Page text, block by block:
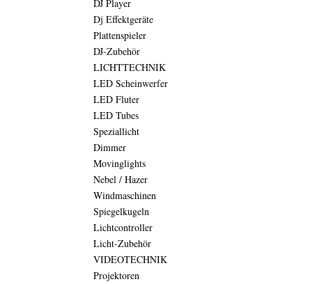
DJ Player
Dj Effektgeräte
Plattenspieler
DJ-Zubehör
LICHTTECHNIK
LED Scheinwerfer
LED Fluter
LED Tubes
Speziallicht
Dimmer
Movinglights
Nebel / Hazer
Windmaschinen
Spiegelkugeln
Lichtcontroller
Licht-Zubehör
VIDEOTECHNIK
Projektoren